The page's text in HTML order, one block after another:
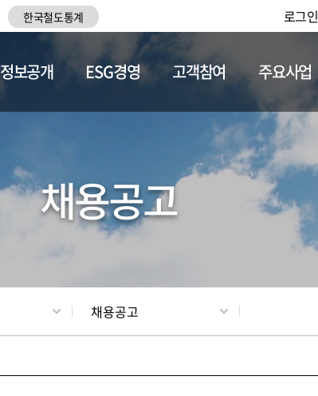
한국철도통계 로그인
채용정보
정보공개 ESG경영 고객참여 주요사업
채용공고
채용공고